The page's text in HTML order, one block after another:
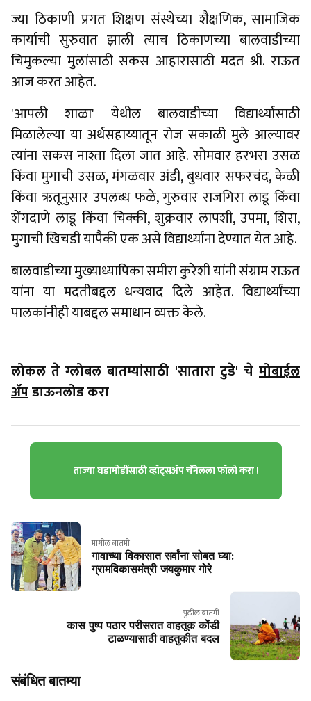
ज्या ठिकाणी प्रगत शिक्षण संस्थेच्या शैक्षणिक, सामाजिक
कार्याची सुरुवात झाली त्याच ठिकाणच्या बालवाडीच्या
चिमुकल्या मुलांसाठी सकस आहारासाठी मदत श्री. राऊत
आज करत आहेत.
'आपली शाळा' येथील बालवाडीच्या विद्यार्थ्यांसाठी
मिळालेल्या या अर्थसहाय्यातून रोज सकाळी मुले आल्यावर
त्यांना सकस नाश्ता दिला जात आहे. सोमवार हरभरा उसळ
किंवा मुगाची उसळ, मंगळवार अंडी, बुधवार सफरचंद, केळी
किंवा ऋतूनुसार उपलब्ध फळे, गुरुवार राजगिरा लाडू किंवा
शेंगदाणे लाडू किंवा चिक्की, शुक्रवार लापशी, उपमा, शिरा,
मुगाची खिचडी यापैकी एक असे विद्यार्थ्यांना देण्यात येत आहे.
बालवाडीच्या मुख्याध्यापिका समीरा कुरेशी यांनी संग्राम राऊत
यांना या मदतीबद्दल धन्यवाद दिले आहेत. विद्यार्थ्यांच्या
पालकांनीही याबद्दल समाधान व्यक्त केले.
लोकल ते ग्लोबल बातम्यांसाठी 'सातारा टुडे' चे मोबाईल
ॲपडाऊनलोड करा
ताज्या घडामोडींसाठी व्हॉट्सॲप चॅनेलला फॉलो करा !
मागील बातमी
गावाच्या विकासात सर्वांना सोबत घ्या:
ग्रामविकासमंत्री जयकुमार गोरे
पुढील बातमी
कास पुष्प पठार परीसरात वाहतूक कोंडी
टाळण्यासाठी वाहतुकीत बदल
संबंधित बातम्या